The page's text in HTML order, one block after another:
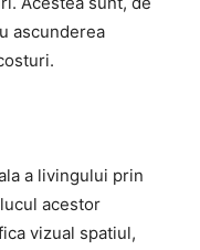
ascunderea
a livingului prin
acestor
vizual spatiul,